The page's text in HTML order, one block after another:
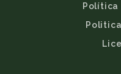
Política